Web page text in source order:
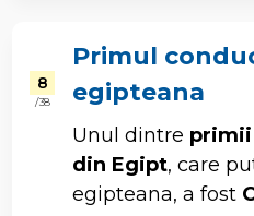
8
/ 38
Primul
egipteana
Unul dintre
din Egipt, care
egipteana, a fost